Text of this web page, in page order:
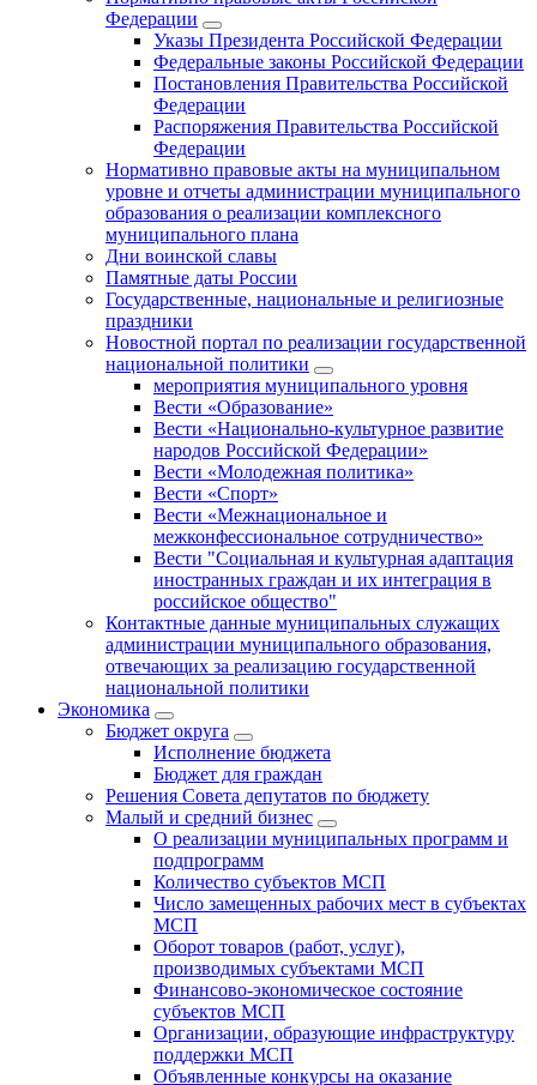
Федерации
Указы Президента Российской Федерации
Федеральные законы Российской Федерации
Постановления Правительства Российской
Федерации
Распоряжения Правительства Российской
Федерации
Нормативно правовые акты на муниципальном
уровне и отчеты администрации муниципального
образования о реализации комплексного
муниципального плана
Дни воинской славы
Памятные даты России
Государственные, национальные и религиозные
праздники
Новостной портал по реализации государственной
национальной политики
мероприятия муниципального уровня
Вести «Образование»
Вести «Национально-культурное развитие
народов Российской Федерации»
Вести «Молодежная политика»
Вести «Спорт»
Вести «Межнациональное и
межконфессиональное сотрудничество»
Вести "Социальная и культурная адаптация
иностранных граждан и их интеграция в
российское общество"
Контактные данные муниципальных служащих
администрации муниципального образования,
отвечающих за реализацию государственной
национальной политики
Экономика
Бюджет округa
Исполнение бюджета
Бюджет для граждан
Решения Совета депутатов по бюджету
Малый и средний бизнес
О реализации муниципальных программ и
подпрограмм
Количество субъектов МСП
Число замещенных рабочих мест в субъектах
МСП
Оборот товаров (работ, услуг),
производимых субъектами МСП
Финансово-экономическое состояние
субъектов МСП
Организации, образующие инфраструктуру
поддержки МСП
Объявленные конкурсы на оказание